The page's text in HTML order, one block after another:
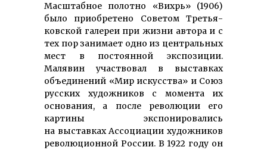
Масштабное полотно «Вихрь» (1906)
было при­обрете­но Советом Третья­
ковской галереи при жизни автора и с
тех пор занимает одно из центральных
мест в постоянной экспо­зиции.
Малявин участвовал в выставках
объединений «Мир искусства» и Союз
русских худож­ников с момента их
основания, а после революции его
картины экспо­нировались
на выставках Ассоциации художников
рево­люцион­ной Рос­сии. В 1922 году он